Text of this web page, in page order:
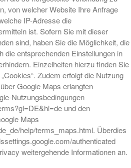
von welcher Website Ihre Anfrage
IP-Adresse die
ist. Sofern Sie mit dieser
sind, haben Sie die Möglichkeit, die
die entsprechenden Einstellungen in
Einzelheiten hierzu finden Sie
Zudem erfolgt die Nutzung
Google Maps erlangten
Nutzungsbedingungen
und den
Maps
help/terms_maps.html. Überdies
authenticated
weitergehende Informationen an.